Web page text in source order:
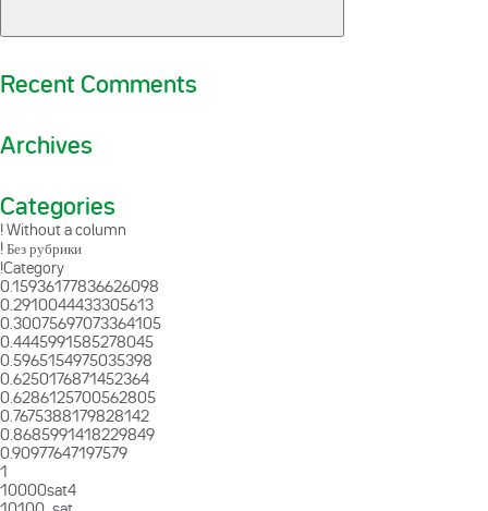
Recent Comments
Archives
Categories
! Without a column
! Без рубрики
!Category
0.15936177836626098
0.2910044433305613
0.30075697073364105
0.4445991585278045
0.5965154975035398
0.6250176871452364
0.6286125700562805
0.7675388179828142
0.8685991418229849
0.90977647197579
1
10000sat4